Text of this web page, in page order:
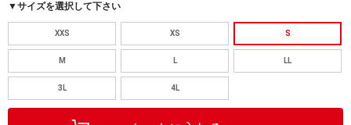
▼サイズを選択して下さい
XXS XS S
M L LL
3L 4L